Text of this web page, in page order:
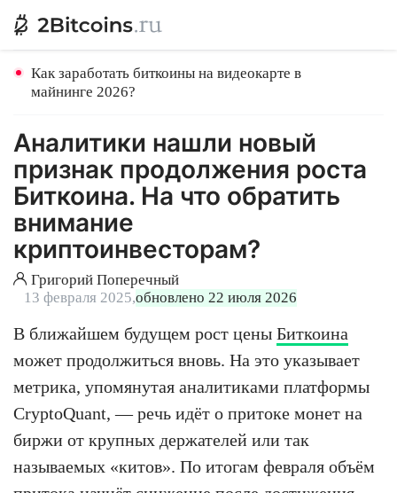
Как заработать биткоины на видеокарте в
майнинге 2026?
Аналитики нашли новый
признак продолжения роста
Биткоина. На что обратить
внимание
криптоинвесторам?
Григорий Поперечный
13 февраля 2025,обновлено 22 июля 2026
В ближайшем будущем рост цены Биткоина
может продолжиться вновь. На это указывает
метрика, упомянутая аналитиками платформы
CryptoQuant, — речь идёт о притоке монет на
биржи от крупных держателей или так
называемых «китов». По итогам февраля объём